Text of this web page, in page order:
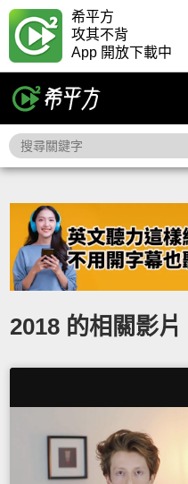
希平方
攻其不背
App 開放下載中
2018 的相關影片